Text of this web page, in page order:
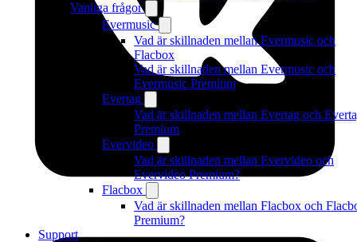
Vanliga frågor
Evermusic
Vad är skillnaden mellan Evermusic och
Flacbox
Vad är skillnaden mellan Evermusic och
Evermusic Premium
Evertag
Vad är skillnaden mellan Evertag och
Premium
Evervideo
Vad är skillnaden mellan Evervideo och
Evervideo Premium?
Flacbox
Vad är skillnaden mellan Flacbox och
Premium?
Support